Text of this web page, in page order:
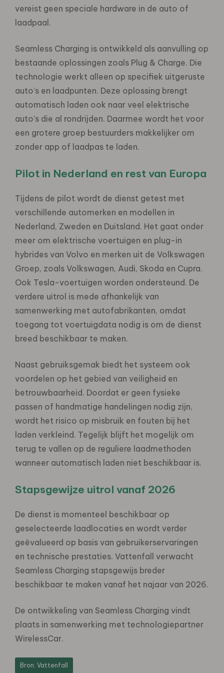
vereist geen speciale hardware in de auto of
laadpaal.
Seamless Charging is ontwikkeld als aanvulling op
bestaande oplossingen zoals Plug & Charge. Die
technologie werkt alleen op specifiek uitgeruste
auto’s en laadpunten. Deze oplossing brengt
automatisch laden ook naar veel elektrische
auto’s die al rondrijden. Daarmee wordt het voor
een grotere groep bestuurders makkelijker om
zonder app of laadpas te laden.
Pilot in Nederland en rest van Europa
Tijdens de pilot wordt de dienst getest met
verschillende automerken en modellen in
Nederland, Zweden en Duitsland. Het gaat onder
meer om elektrische voertuigen en plug-in
hybrides van Volvo en merken uit de Volkswagen
Groep, zoals Volkswagen, Audi, Skoda en Cupra.
Ook Tesla-voertuigen worden ondersteund. De
verdere uitrol is mede afhankelijk van
samenwerking met autofabrikanten, omdat
toegang tot voertuigdata nodig is om de dienst
breed beschikbaar te maken.
Naast gebruiksgemak biedt het systeem ook
voordelen op het gebied van veiligheid en
betrouwbaarheid. Doordat er geen fysieke
passen of handmatige handelingen nodig zijn,
wordt het risico op misbruik en fouten bij het
laden verkleind. Tegelijk blijft het mogelijk om
terug te vallen op de reguliere laadmethoden
wanneer automatisch laden niet beschikbaar is.
Stapsgewijze uitrol vanaf 2026
De dienst is momenteel beschikbaar op
geselecteerde laadlocaties en wordt verder
geëvalueerd op basis van gebruikerservaringen
en technische prestaties. Vattenfall verwacht
Seamless Charging stapsgewijs breder
beschikbaar te maken vanaf het najaar van 2026.
De ontwikkeling van Seamless Charging vindt
plaats in samenwerking met technologiepartner
WirelessCar.
Bron: Vattenfall